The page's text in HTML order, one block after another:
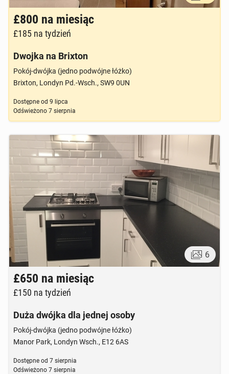
£800 na miesiąc
£185 na tydzień
Dwojka na Brixton
Pokój-dwójka (jedno podwójne łóżko)
Brixton, Londyn Pd.-Wsch., SW9 0UN
Dostępne od 9 lipca
Odświeżono 7 sierpnia
6
£650 na miesiąc
£150 na tydzień
Duża dwójka dla jednej osoby
Pokój-dwójka (jedno podwójne łóżko)
Manor Park, Londyn Wsch., E12 6AS
Dostępne od 7 sierpnia
Odświeżono 7 sierpnia